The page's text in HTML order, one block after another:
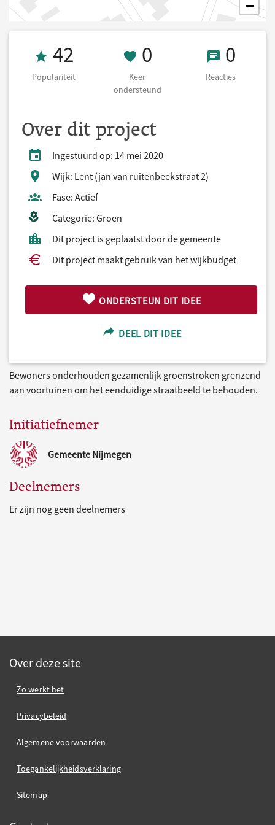
−
Populariteit 42
42
Populariteit
0 Keer
0
Keer
ondersteund
0 0
Reacties
Over dit project
Ingestuurd op: 14 mei 2020
Wijk: Lent (jan van ruitenbeekstraat 2)
Fase: Actief
Categorie: Groen
Dit project is geplaatst door de gemeente
Dit project maakt gebruik van het wijkbudget
ONDERSTEUN DIT IDEE
DEEL DIT IDEE
Bewoners onderhouden gezamenlijk groenstroken grenzend
aan voortuinen om het eenduidige straatbeeld te behouden.
Initiatiefnemer
Gemeente Nijmegen
Deelnemers
Er zijn nog geen deelnemers
Over deze site
Zo werkt het
Privacybeleid
Algemene voorwaarden
Toegankelijkheidsverklaring
Sitemap